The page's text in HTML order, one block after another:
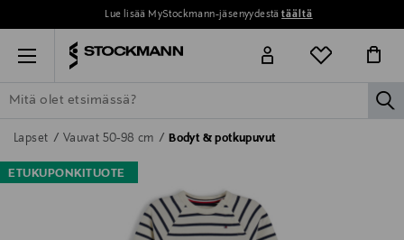
Lue lisää MyStockmann-jäsenyydestätäältä
Menu
ETSI KAIKKI NAISET MIEHET LAPSET
Lapset Vauvat 50-98 cm Bodyt & potkupuvut
ETUKUPONKITUOTE